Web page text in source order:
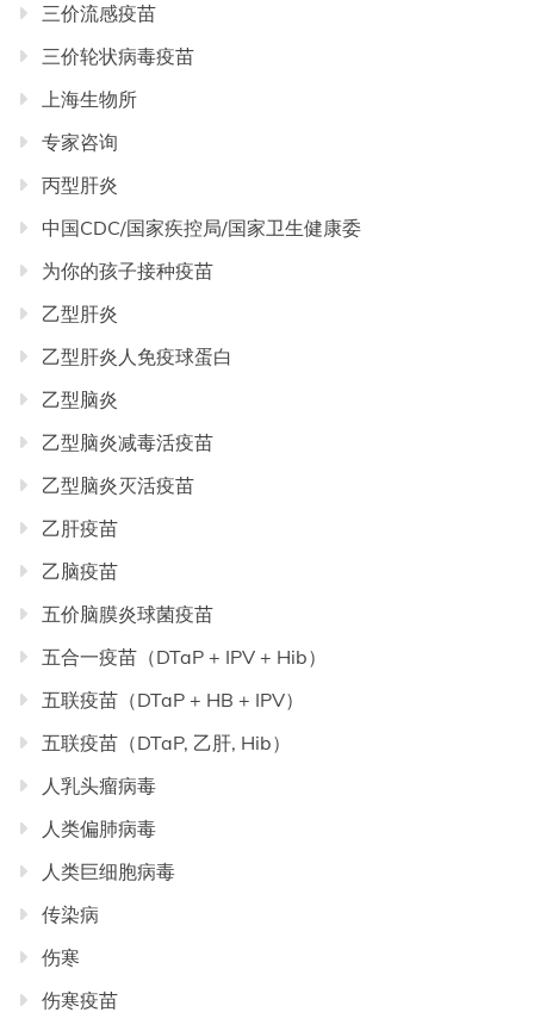
三价流感疫苗
三价轮状病毒疫苗
上海生物所
专家咨询
丙型肝炎
中国CDC/国家疾控局/国家卫生健康委
为你的孩子接种疫苗
乙型肝炎
乙型肝炎人免疫球蛋白
乙型脑炎
乙型脑炎减毒活疫苗
乙型脑炎灭活疫苗
乙肝疫苗
乙脑疫苗
五价脑膜炎球菌疫苗
五合一疫苗（DTaP + IPV + Hib）
五联疫苗（DTaP + HB + IPV）
五联疫苗（DTaP, 乙肝, Hib）
人乳头瘤病毒
人类偏肺病毒
人类巨细胞病毒
传染病
伤寒
伤寒疫苗